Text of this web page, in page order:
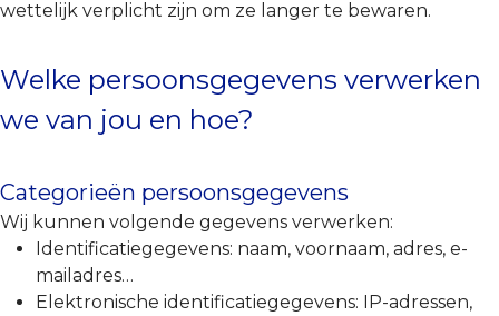
wettelijk verplicht zijn om ze langer te bewaren.
Welke persoonsgegevens verwerken
we van jou en hoe?
Categorieën persoonsgegevens
Wij kunnen volgende gegevens verwerken:
Identificatiegegevens: naam, voornaam, adres, e-
mailadres…
Elektronische identificatiegegevens: IP-adressen,